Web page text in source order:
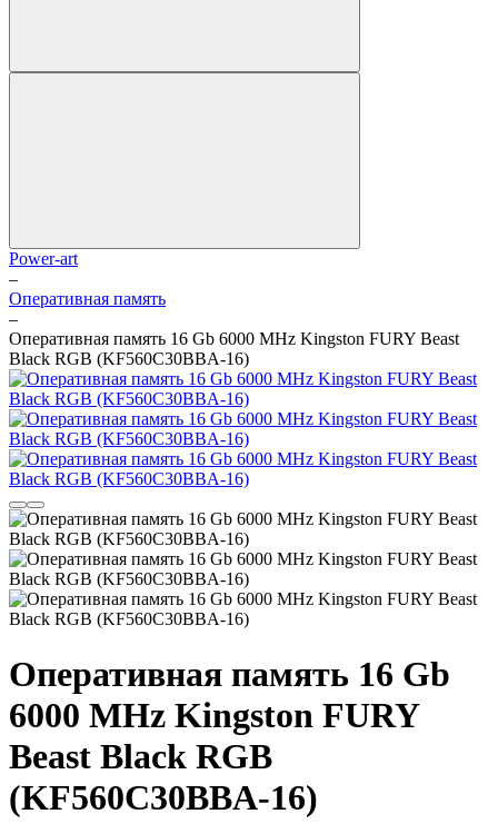
Power-art
–
Оперативная память
–
Оперативная память 16 Gb 6000 MHz Kingston FURY Beast
Black RGB (KF560C30BBA-16)
Оперативная память 16 Gb
6000 MHz Kingston FURY
Beast Black RGB
(KF560C30BBA-16)